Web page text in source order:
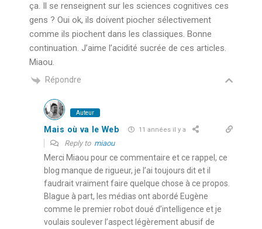
ça. Il se renseignent sur les sciences cognitives ces
gens ? Oui ok, ils doivent piocher sélectivement
comme ils piochent dans les classiques. Bonne
continuation. J’aime l’acidité sucrée de ces articles.
Miaou.
Répondre
Auteur
Mais où va le Web 11 années il y a
Reply to miaou
Merci Miaou pour ce commentaire et ce rappel, ce
blog manque de rigueur, je l’ai toujours dit et il
faudrait vraiment faire quelque chose à ce propos.
Blague à part, les médias ont abordé Eugène
comme le premier robot doué d’intelligence et je
voulais soulever l’aspect légèrement abusif de